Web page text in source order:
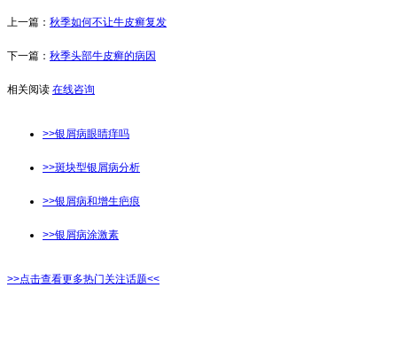
上一篇： 秋季如何不让牛皮癣复发
下一篇： 秋季头部牛皮癣的病因
相关阅读 在线咨询
>>银屑病眼睛痒吗
>>斑块型银屑病分析
>>银屑病和增生疤痕
>>银屑病涂激素
>>点击查看更多热门关注话题<<